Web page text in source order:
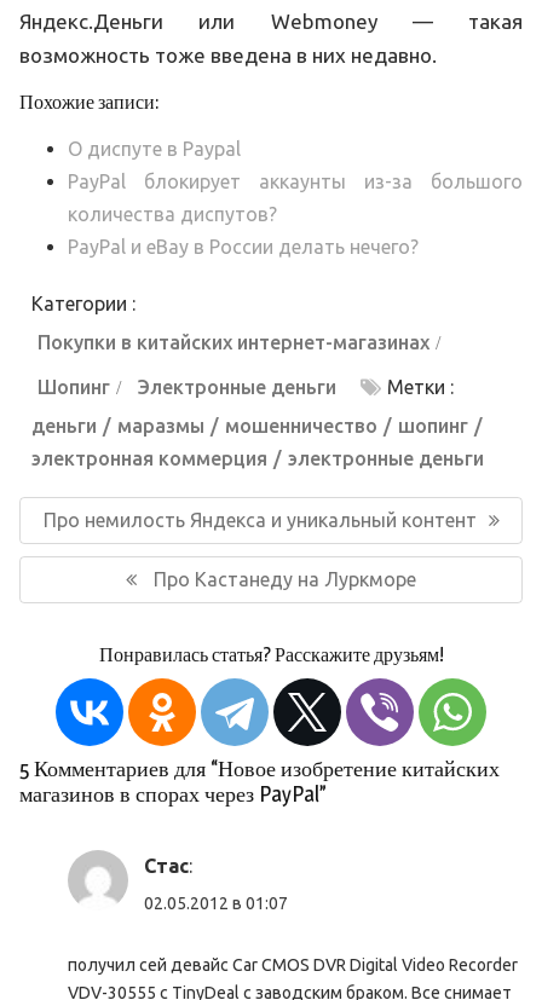
Яндекс.Деньги или Webmoney — такая
возможность тоже введена в них недавно.
Похожие записи:
О диспуте в Paypal
PayPal блокирует аккаунты из-за большого
количества диспутов?
PayPal и eBay в России делать нечего?
Категории :
Покупки в китайских интернет-магазинах
Шопинг Электронные деньги
Метки :
деньги
маразмы мошенничество
шопинг
электронная коммерция
электронные деньги
записям
Предыдущая
запись:
Про немилость Яндекса и уникальный контент
Следующая
запись:
Про Кастанеду на Луркморе
Понравилась статья? Расскажите друзьям!
5 Комментариев для “Новое изобретение китайских
магазинов в спорах через PayPal”
Стас:
02.05.2012 в 01:07
получил сей девайс Car CMOS DVR Digital Video Recorder
VDV-30555 с TinyDeal с заводским браком. Все снимает